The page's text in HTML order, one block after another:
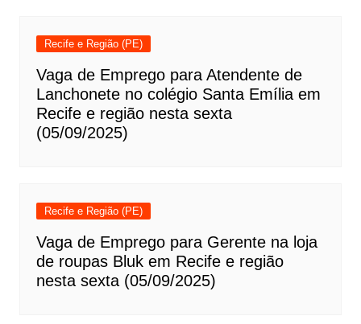
Recife e Região (PE)
Vaga de Emprego para Atendente de
Lanchonete no colégio Santa Emília em
Recife e região nesta sexta
(05/09/2025)
Recife e Região (PE)
Vaga de Emprego para Gerente na loja
de roupas Bluk em Recife e região
nesta sexta (05/09/2025)